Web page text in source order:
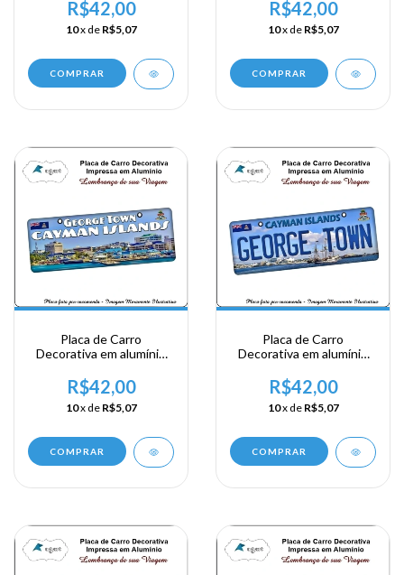
Ilhas Cayman
R$42,00
10x de R$5,07
COMPRAR
Ilhas Cayman - George
Town
R$42,00
10x de R$5,07
COMPRAR
Placa de Carro
Decorativa em alumínio
Ilhas Cayman - George
Town
R$42,00
10x de R$5,07
COMPRAR
Placa de Carro
Decorativa em alumínio
Ilhas Cayman - George
Town
R$42,00
10x de R$5,07
COMPRAR